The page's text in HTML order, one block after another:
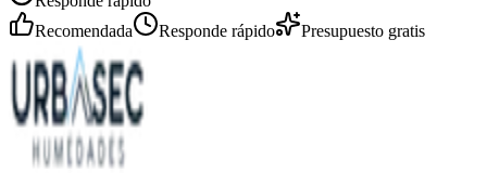
Recomendada
Responde rápido Presupuesto gratis